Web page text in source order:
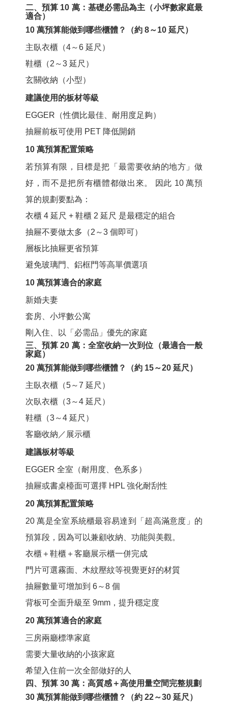
二、預算 10 萬：基礎必需品為主（小坪數家庭最
適合）
10 萬預算能做到哪些櫃體？（約 8～10 延尺）
主臥衣櫃（4～6 延尺）
鞋櫃（2～3 延尺）
玄關收納（小型）
建議使用的板材等級
EGGER （性價比最佳、耐用度足夠）
抽屜前板可使用 PET 降低開銷
10 萬預算配置策略
若預算有限，目標是把「最需要收納的地方」做
好，而不是把所有櫃體都做出來。 因此 10 萬預
算的規劃要點為：
衣櫃 4 延尺 + 鞋櫃 2 延尺 是最穩定的組合
抽屜不要做太多（2～3 個即可）
層板比抽屜更省預算
避免玻璃門、鋁框門等高單價選項
10 萬預算適合的家庭
新婚夫妻
套房、小坪數公寓
剛入住、以「必需品」優先的家庭
三、預算 20 萬：全室收納一次到位（最適合一般
家庭）
20 萬預算能做到哪些櫃體？（約 15～20 延尺）
主臥衣櫃（5～7 延尺）
次臥衣櫃（3～4 延尺）
鞋櫃（3～4 延尺）
客廳收納／展示櫃
建議板材等級
EGGER 全室 （耐用度、色系多）
抽屜或書桌檯面可選擇 HPL 強化耐刮性
20 萬預算配置策略
20 萬是全室系統櫃最容易達到「超高滿意度」的
預算段，因為可以兼顧收納、功能與美觀。
衣櫃＋鞋櫃＋客廳展示櫃一併完成
門片可選霧面、木紋壓紋等視覺更好的材質
抽屜數量可增加到 6～8 個
背板可全面升級至 9mm，提升穩定度
20 萬預算適合的家庭
三房兩廳標準家庭
需要大量收納的小孩家庭
希望入住前一次全部做好的人
四、預算 30 萬：高質感＋高使用量空間完整規劃
30 萬預算能做到哪些櫃體？（約 22～30 延尺）